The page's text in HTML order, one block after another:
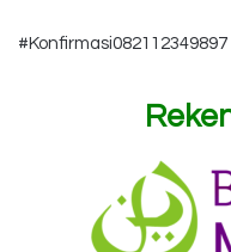
#Konfirmasi082112349897